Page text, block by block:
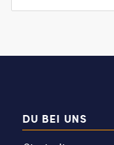
DU BEI UNS